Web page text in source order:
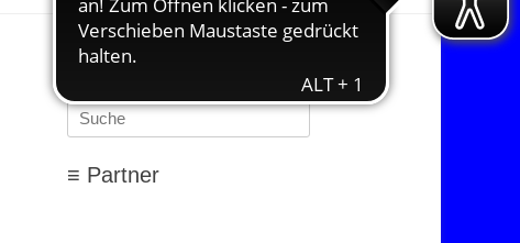
Suchen
nach:
≡ Partner